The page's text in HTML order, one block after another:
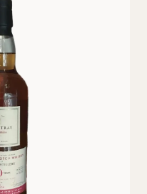
Jahrzehnte – jede
ein Stück Whisky-
gepreist.